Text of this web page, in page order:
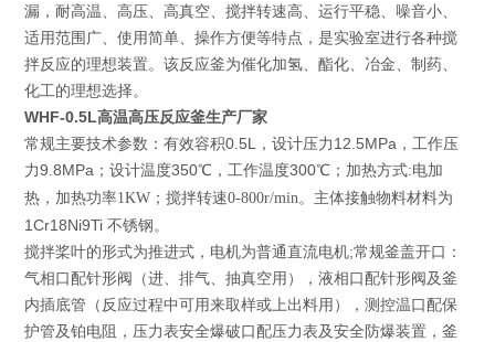
漏，耐高温、高压、高真空、搅拌转速高、运行平稳、噪音小、
适用范围广、使用简单、操作方便等特点，是实验室进行各种搅
拌反应的理想装置。该反应釜为催化加氢、酯化、冶金、制药、
化工的理想选择。
WHF-0.5L高温高压反应釜生产厂家
常规主要技术参数：有效容积0.5L，设计压力12.5MPa，工作压
力9.8MPa；设计温度350℃，工作温度300℃；加热方式:电加
热，加热功率1KW；搅拌转速0-800r/min。 主体接触物料材料为
1Cr18Ni9Ti 不锈钢。
搅拌桨叶的形式为推进式，电机为普通直流电机;常规釜盖开口：
气相口配针形阀（进、排气、抽真空用），液相口配针形阀及釜
内插底管（反应过程中可用来取样或上出料用），测控温口配保
护管及铂电阻，压力表安全爆破口配压力表及安全防爆装置，釜